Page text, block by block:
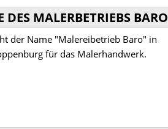
DES MALERBETRIEBS BARO